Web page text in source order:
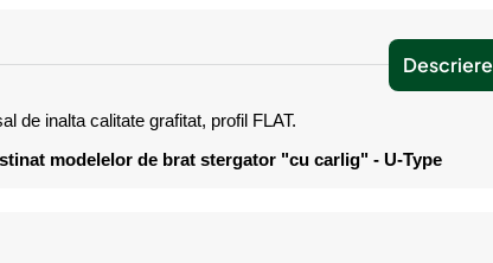
Descriere
de inalta calitate grafitat, profil FLAT.
modelelor de brat stergator "cu carlig" - U-Type